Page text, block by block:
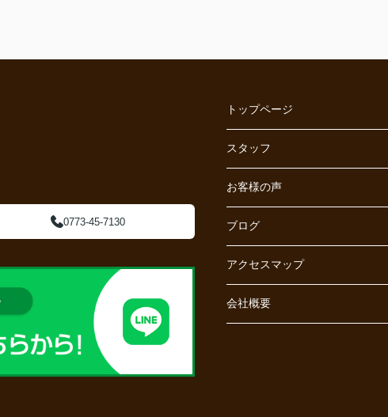
0773-45-7130
トップページ
スタッフ
お客様の声
ブログ
アクセスマップ
会社概要